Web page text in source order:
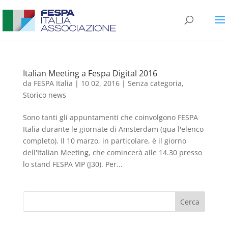
Italian Meeting a Fespa Digital 2016
da FESPA Italia | 10 02, 2016| Senza categoria,
Storico news
Sono tanti gli appuntamenti che coinvolgono FESPA
Italia durante le giornate di Amsterdam (qua l'elenco
completo). Il 10 marzo, in particolare, è il giorno
dell'Italian Meeting, che comincerà alle 14.30 presso
lo stand FESPA VIP (J30). Per...